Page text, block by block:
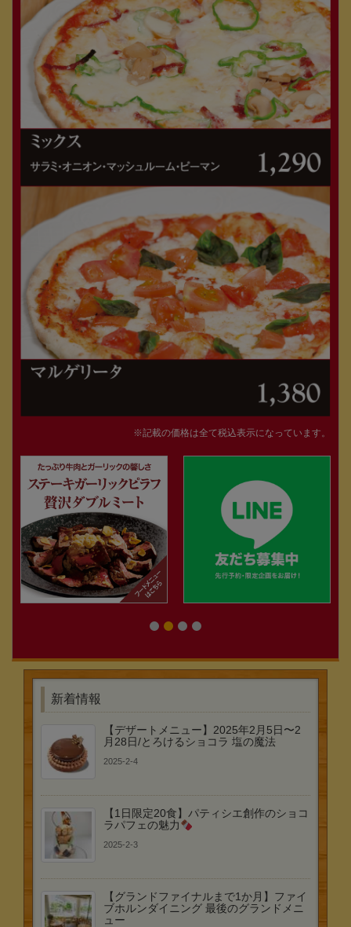
※記載の価格は全て税込表示になっています。
新着情報
【デザートメニュー】2025年2月5日〜2
月28日/とろけるショコラ 塩の魔法
2025-2-4
【1日限定20食】パティシエ創作のショコ
ラパフェの魅力
2025-2-3
【グランドファイナルまで1か月】ファイ
ブホルンダイニング 最後のグランドメニ
ュー